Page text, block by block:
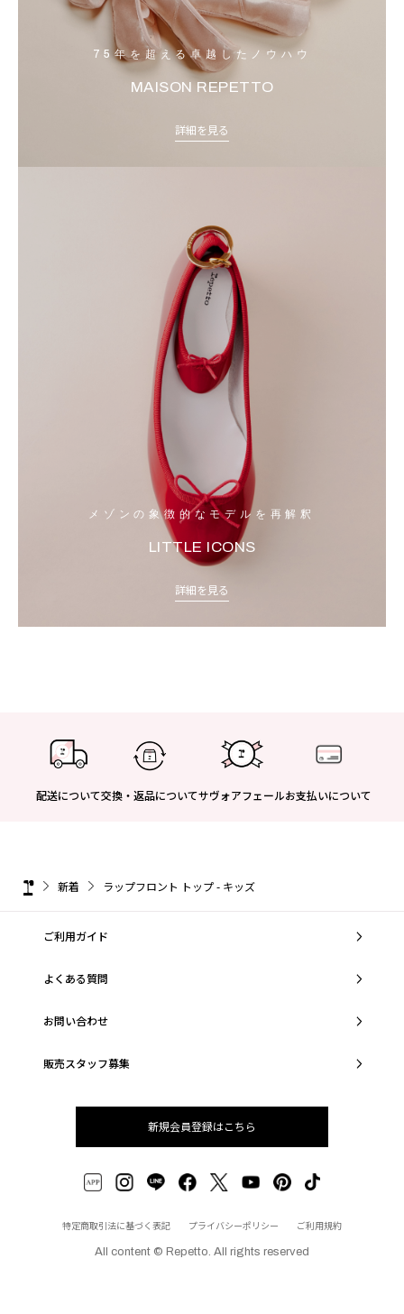
75年を超える卓越したノウハウ
MAISON REPETTO
詳細を見る
メゾンの象徴的なモデルを再解釈
LITTLE ICONS
詳細を見る
配送について交換・返品についてサヴォアフェールお支払いについて
新着 ラップフロント トップ - キッズ
ご利用ガイド
よくある質問
お問い合わせ
販売スタッフ募集
新規会員登録はこちら
特定商取引法に基づく表記 プライバシーポリシー ご利用規約
All content © Repetto. All rights reserved